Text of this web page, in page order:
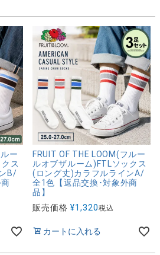
ー
ス
B/
FRUIT OF THE LOOM(フルー
ルオブザルーム)FTLソックス
(ロング丈)カラフルラインA/
全1色【返品交換･対象外商
品】
販売価格 ¥1,320税込
カートに入れる